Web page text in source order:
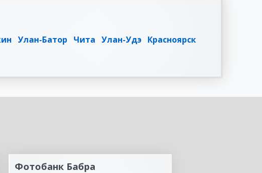
Улан-Батор Чита Улан-Удэ Красноярск
Фотобанк Бабра